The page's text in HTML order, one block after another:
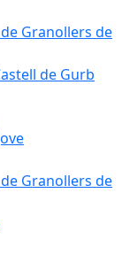
Granollers de
de Gurb
Granollers de